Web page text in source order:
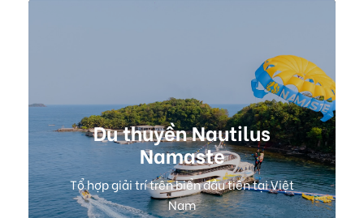
Du thuyền Nautilus
Namaste
Tổ hợp giải trí trên biển đầu tiên tại Việt
Nam